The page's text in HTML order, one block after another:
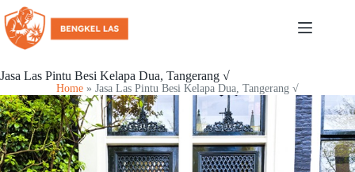
Jasa Las Pintu Besi Kelapa Dua, Tangerang √
Home » Jasa Las Pintu Besi Kelapa Dua, Tangerang √